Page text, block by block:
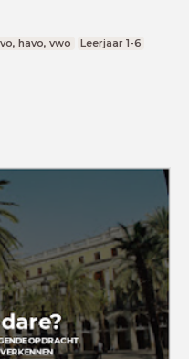
havo, vwo Leerjaar 1-6